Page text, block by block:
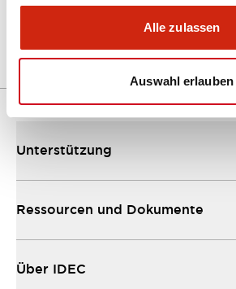
Alle zulassen
Auswahl erlauben
04/09/2025.PDF1.23MB
Unterstützung
Ressourcen und Dokumente
Über IDEC